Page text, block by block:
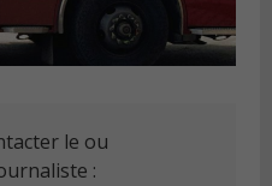
le ou
: